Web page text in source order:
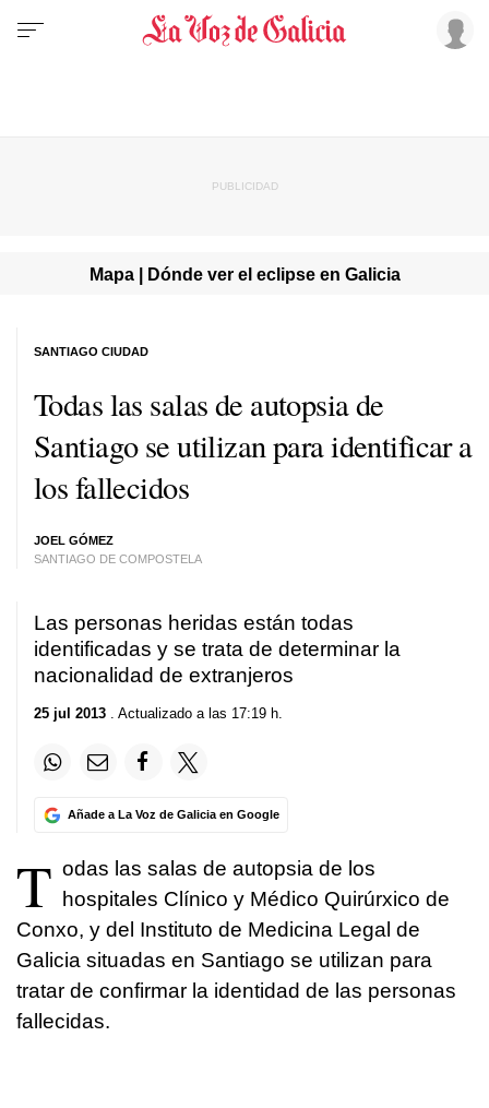
Mapa | Dónde ver el eclipse en Galicia
Todas las salas de autopsia de
Santiago se utilizan para identificar a
los fallecidos
JOEL GÓMEZ
SANTIAGO DE COMPOSTELA
SANTIAGO CIUDAD
Las personas heridas están todas
identificadas y se trata de determinar la
nacionalidad de extranjeros
25 jul 2013 . Actualizado a las 17:19 h.
Añade a La Voz de Galicia en Google
T odas las salas de autopsia de los
hospitales Clínico y Médico Quirúrxico de
Conxo, y del Instituto de Medicina Legal de
Galicia situadas en Santiago se utilizan para
tratar de confirmar la identidad de las personas
fallecidas.